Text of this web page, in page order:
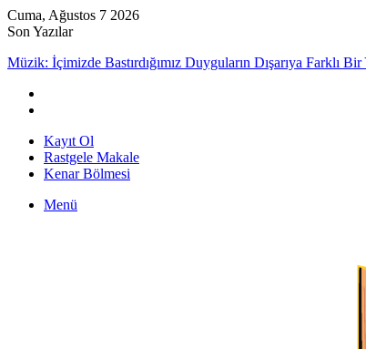
Cuma, Ağustos 7 2026
Son Yazılar
Müzik: İçimizde Bastırdığımız Duyguların Dışarıya Farklı Bir
Kayıt Ol
Rastgele Makale
Kenar Bölmesi
Menü